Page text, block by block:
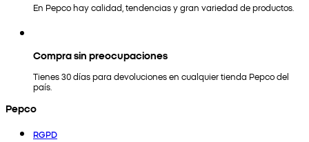
En Pepco hay calidad, tendencias y gran variedad de productos.
Compra sin preocupaciones
Tienes 30 días para devoluciones en cualquier tienda Pepco del
país.
Pepco
RGPD